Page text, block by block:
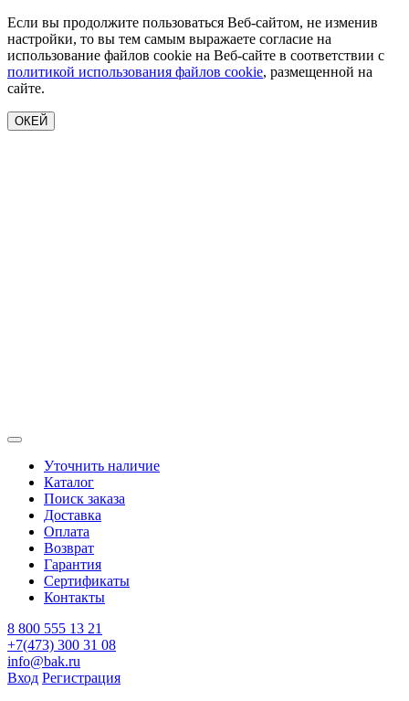
Если вы продолжите пользоваться Веб-сайтом, не изменив
настройки, то вы тем самым выражаете согласие на
использование файлов cookie на Веб-сайте в соответствии с
политикой использования файлов cookie, размещенной на
сайте.
ОКЕЙ
Уточнить наличие
Каталог
Поиск заказа
Доставка
Оплата
Возврат
Гарантия
Сертификаты
Контакты
8 800 555 13 21
+7(473) 300 31 08
info@bak.ru
Вход Регистрация